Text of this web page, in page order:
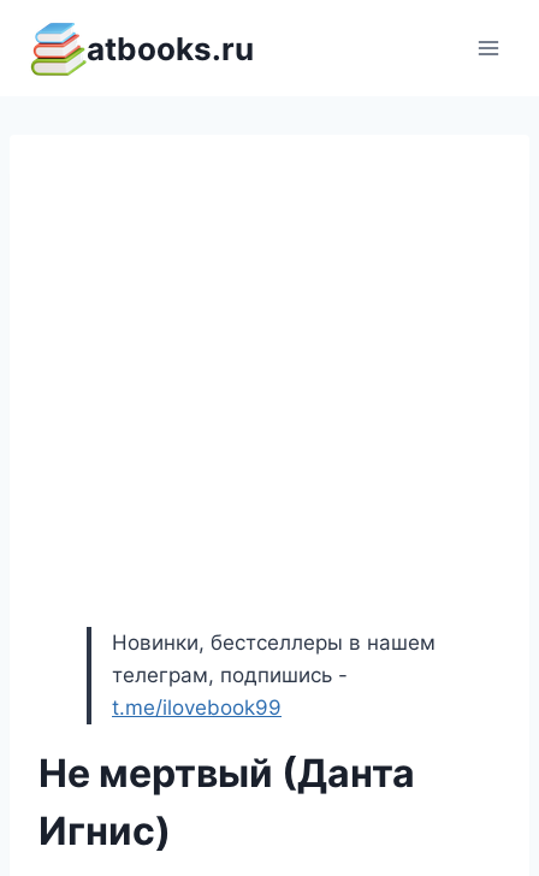
содержимому
atbooks.ru
Новинки, бестселлеры в нашем
телеграм, подпишись -
t.me/ilovebook99
Не мертвый (Данта
Игнис)